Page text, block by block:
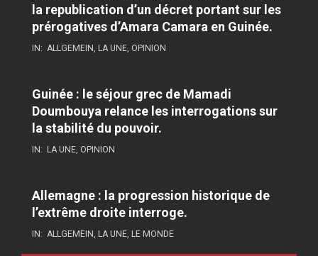
la republication d’un décret portant sur les
prérogatives d’Amara Camara en Guinée.
IN: ALLGEMEIN, LA UNE, OPINION
Guinée : le séjour grec de Mamadi
Doumbouya relance les interrogations sur
la stabilité du pouvoir.
IN: LA UNE, OPINION
Allemagne : la progression historique de
l’extrême droite interroge.
IN: ALLGEMEIN, LA UNE, LE MONDE